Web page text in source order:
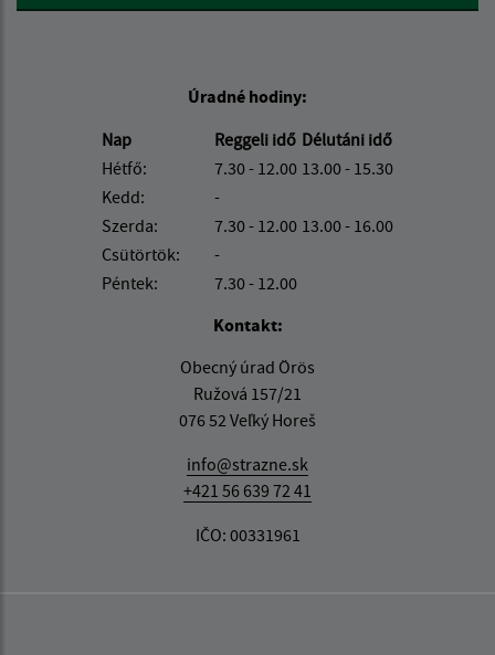
Úradné hodiny:
Nap
Reggeli idő Délutáni idő
Hétfő:
7.30 - 12.00 13.00 - 15.30
Kedd:
-
Szerda:
7.30 - 12.00 13.00 - 16.00
Csütörtök:
-
Péntek:
7.30 - 12.00
Kontakt:
Obecný úrad Örös
Ružová 157/21
076 52 Veľký Horeš
info@strazne.sk
+421 56 639 72 41
IČO: 00331961